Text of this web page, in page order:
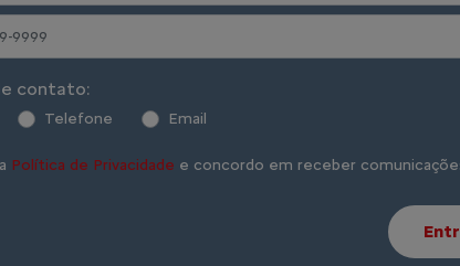
contato:
Telefone Email
Política de Privacidade e concordo em receber